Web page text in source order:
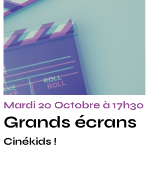
Mardi 20 Octobre à 17h30
Grands écrans
Cinékids !